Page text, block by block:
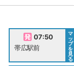
07:50
帯広駅前
マ
ッ
プ
を
見
る